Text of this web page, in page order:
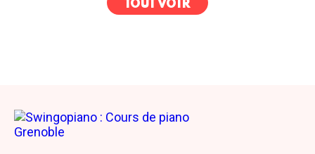
TOUT VOIR